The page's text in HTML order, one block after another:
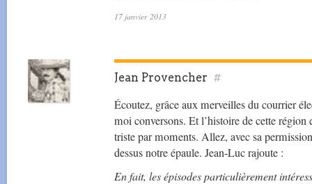
17 janvier 2013
Jean Provencher #
Écoutez, grâce aux merveilles du courrier
moi conversons. Et l’histoire de cette
triste par moments. Allez, avec sa
dessus notre épaule. Jean-Luc rajoute :
En fait, les épisodes particulièrement